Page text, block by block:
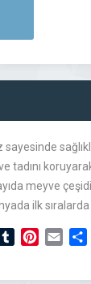
tadını
meyve
ilk
TumblrPinterest
Email